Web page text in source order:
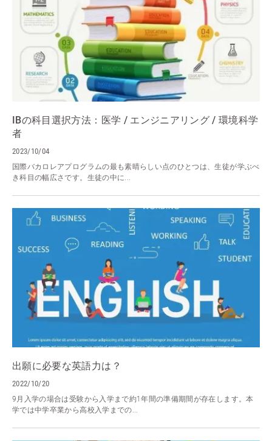
IBの科目選択方法：医学 / エンジニアリング / 環境科学
者
2023/10/04
国際バカロレアプログラムの最も素晴らしい点のひとつは、生徒が学ぶべ
き科目の幅広さです。生徒の中に...
出願に必要な英語力は？
2022/10/20
9月入学の場合は受験から入学まで約1年間の準備期間が存在します。本
学では中学卒業から高校入学までの...